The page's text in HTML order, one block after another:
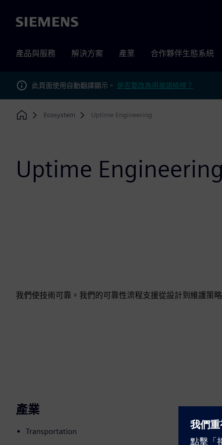
Siemens
產品與服務 解決方案 產業 合作夥伴生態系統
此頁面使用自動翻譯顯示。 是否要改為用英語檢視？
Home
Ecosystem Uptime Engineering
Uptime
我們使技術可靠。我們的可靠性流程支援從設計到維護策
產業
Transportation